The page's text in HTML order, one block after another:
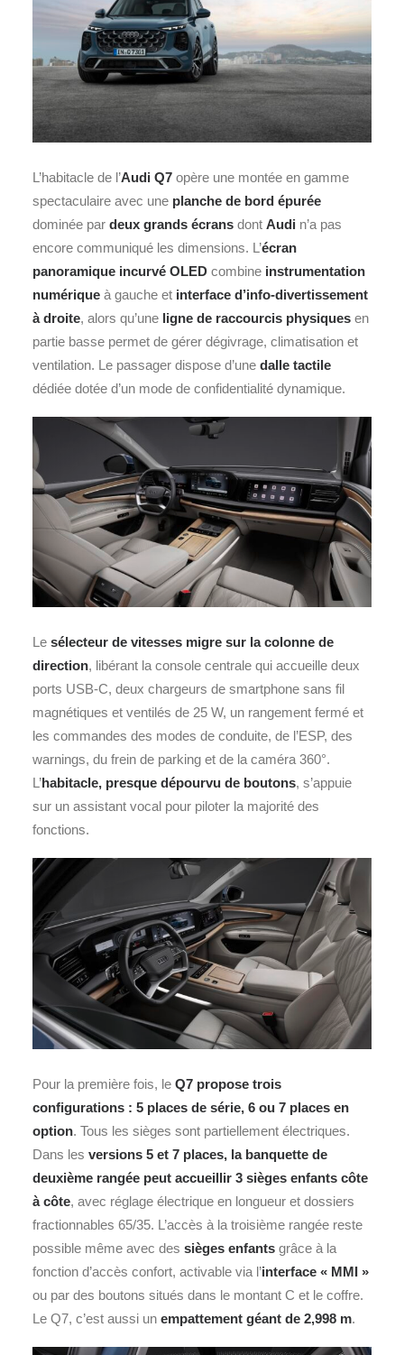
L’habitacle de l’Audi Q7 opère une montée en gamme
spectaculaire avec une planche de bord épurée
dominée par deux grands écrans dont Audi n’a pas
encore communiqué les dimensions. L’écran
panoramique incurvé OLED combine instrumentation
numérique à gauche et interface d’info‑divertissement
à droite, alors qu’une ligne de raccourcis physiques en
partie basse permet de gérer dégivrage, climatisation et
ventilation. Le passager dispose d’une dalle tactile
dédiée dotée d’un mode de confidentialité dynamique.
Le sélecteur de vitesses migre sur la colonne de
direction, libérant la console centrale qui accueille deux
ports USB‑C, deux chargeurs de smartphone sans fil
magnétiques et ventilés de 25 W, un rangement fermé et
les commandes des modes de conduite, de l’ESP, des
warnings, du frein de parking et de la caméra 360°.
L’habitacle, presque dépourvu de boutons, s’appuie
sur un assistant vocal pour piloter la majorité des
fonctions.
Pour la première fois, le Q7 propose trois
configurations : 5 places de série, 6 ou 7 places en
option. Tous les sièges sont partiellement électriques.
Dans les versions 5 et 7 places, la banquette de
deuxième rangée peut accueillir 3 sièges enfants côte
à côte, avec réglage électrique en longueur et dossiers
fractionnables 65/35. L’accès à la troisième rangée reste
possible même avec des sièges enfants grâce à la
fonction d’accès confort, activable via l’interface « MMI »
ou par des boutons situés dans le montant C et le coffre.
Le Q7, c’est aussi un empattement géant de 2,998 m.